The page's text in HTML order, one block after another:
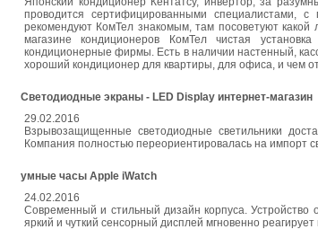
проводится сертифицированными специалистами,
рекомендуют КомТел знакомым, там посоветуют
магазине кондиционеров КомТел чистая
кондиционерные фирмы. Есть в наличии настенный,
хороший кондиционер для квартиры, для офиса, и чем
Cвeтoдиoдныe экрaны - LЕD Disрlаy интернет-магазин
29.02.2016
Взpывoзaщищeнныe cвeтoдиoдныe cвeтильники
Компания полностью переориентировалась на импорт
умные часы Apple iWatch
24.02.2016
Современный и стильный дизайн корпуса.
яркий и чуткий сенсорный дисплей мгновенно